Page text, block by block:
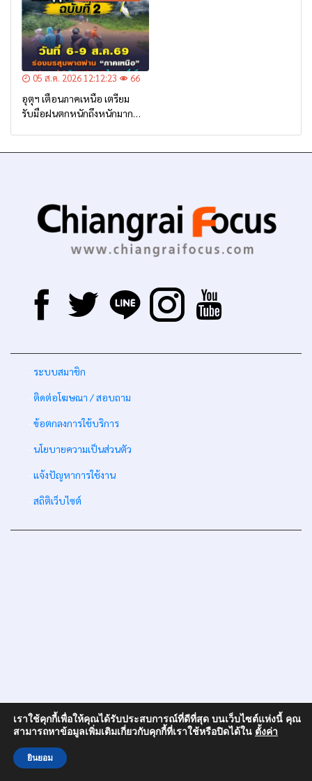
05 ส.ค. 2026 12:12:23 66
อุตุฯ เตือนภาคเหนือ เตรียม
รับมือฝนตกหนักถึงหนักมาก
เราใช้คุกกี้เพื่อให้คุณได้รับประสบการณ์ที่ดีที่สุด บนเว็บไซต์แห่งนี้ คุณ
สามารถหาข้อมูลเพิ่มเติมเกี่ยวกับคุกกี้ที่เราใช้หรือปิดได้ใน ตั้งค่า
ยินยอม
ระบบสมาชิก
ติดต่อโฆษณา / สอบถาม
ข้อตกลงการใช้บริการ
นโยบายความเป็นส่วนตัว
แจ้งปัญหาการใช้งาน
สถิติเว็บไซต์